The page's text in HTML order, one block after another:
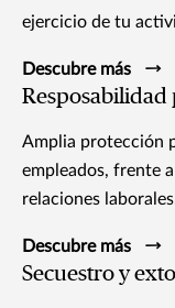
ejercicio de tu
Descubre más
Resposabilidad
Amplia protección
empleados, frente
relaciones
Descubre más
Secuestro y